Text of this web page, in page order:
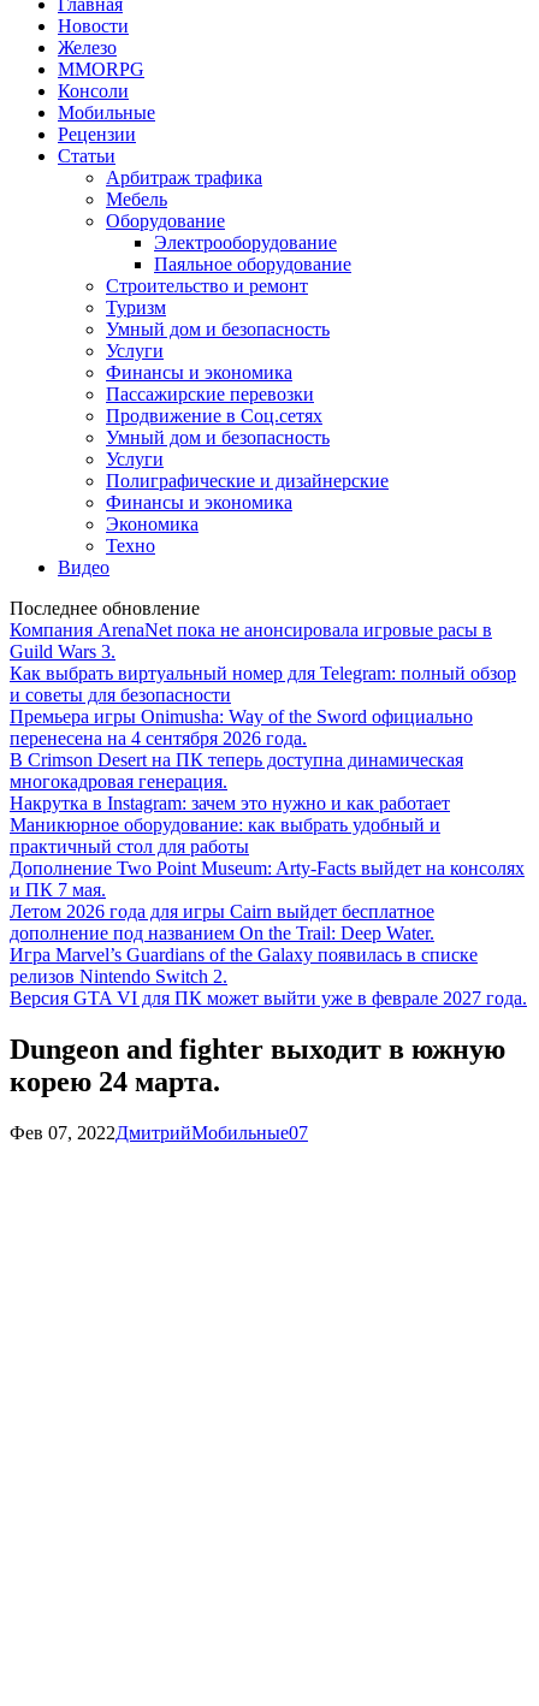
Главная
Новости
Железо
MMORPG
Консоли
Мобильные
Рецензии
Статьи
Арбитраж трафика
Мебель
Оборудование
Электрооборудование
Паяльное оборудование
Строительство и ремонт
Туризм
Умный дом и безопасность
Услуги
Финансы и экономика
Пассажирские перевозки
Продвижение в Соц.сетях
Умный дом и безопасность
Услуги
Полиграфические и дизайнерские
Финансы и экономика
Экономика
Техно
Видео
Последнее обновление
Компания ArenaNet пока не анонсировала игровые расы в
Guild Wars 3.
Как выбрать виртуальный номер для Telegram: полный обзор
и советы для безопасности
Премьера игры Onimusha: Way of the Sword официально
перенесена на 4 сентября 2026 года.
В Crimson Desert на ПК теперь доступна динамическая
многокадровая генерация.
Накрутка в Instagram: зачем это нужно и как работает
Маникюрное оборудование: как выбрать удобный и
практичный стол для работы
Дополнение Two Point Museum: Arty-Facts выйдет на консолях
и ПК 7 мая.
Летом 2026 года для игры Cairn выйдет бесплатное
дополнение под названием On the Trail: Deep Water.
Игра Marvel’s Guardians of the Galaxy появилась в списке
релизов Nintendo Switch 2.
Версия GTA VI для ПК может выйти уже в феврале 2027 года.
Dungeon and fighter выходит в южную
корею 24 марта.
Фев 07, 2022ДмитрийМобильные07